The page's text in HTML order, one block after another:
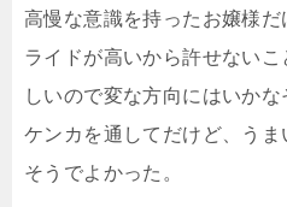
高慢な意識を持ったお嬢様
ライドが高いから許せない
しいので変な方向にはいかな
ケンカを通してだけど、う
そうでよかった。